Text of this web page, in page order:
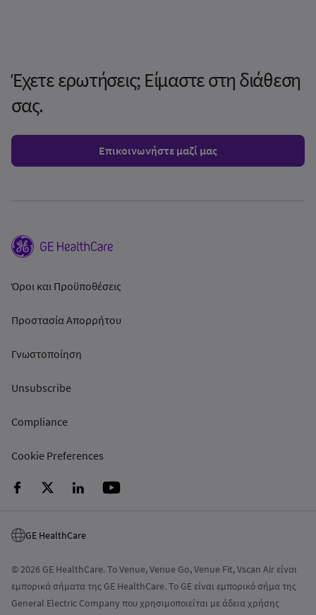
Έχετε ερωτήσεις; Είμαστε στη διάθεση
σας.
Επικοινωνήστε μαζί μας
Όροι και Προϋποθέσεις
Προστασία Απορρήτου
Γνωστοποίηση
Unsubscribe
Compliance
Cookie Preferences
GE HealthCare
© 2026 GE HealthCare. Το Venue, Venue Go, Venue Fit, Vscan Air είναι
εμπορικά σήματα της GE HealthCare. Το GE είναι εμπορικό σήμα της
General Electric Company που χρησιμοποιείται με άδεια χρήσης